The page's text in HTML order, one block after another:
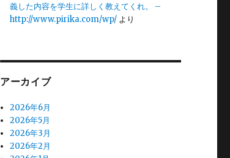
義した内容を学生に詳しく教えてくれ。 –
http://www.pirika.com/wp/ より
アーカイブ
2026年6月
2026年5月
2026年3月
2026年2月